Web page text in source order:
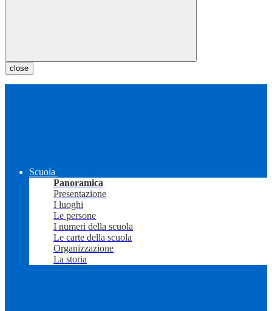
close
Scuola
Panoramica
Presentazione
I luoghi
Le persone
I numeri della scuola
Le carte della scuola
Organizzazione
La storia